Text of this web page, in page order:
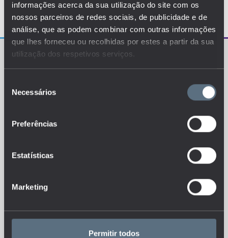
informações acerca da sua utilização do site com os
nossos parceiros de redes sociais, de publicidade e de
análise, que as podem combinar com outras informações
que lhes forneceu ou recolhidas por estes a partir da sua
utilização dos respetivos serviços.
Necessários
Preferências
Estatísticas
Marketing
Permitir todos
conhecimento da situação atual, tendências de
evolução e dinâmicas estruturais do sistema de ensino